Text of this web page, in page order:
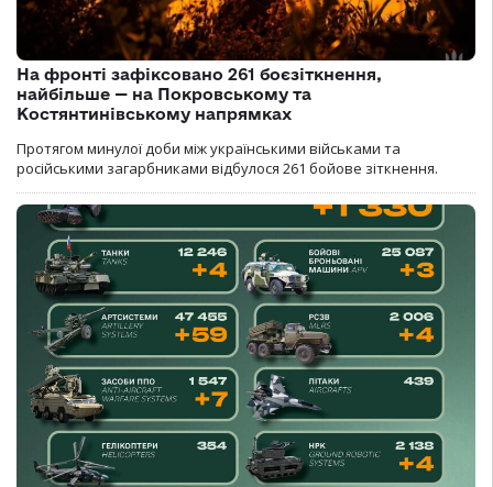
На фронті зафіксовано 261 боєзіткнення,
найбільше — на Покровському та
Костянтинівському напрямках
Протягом минулої доби між українськими військами та
російськими загарбниками відбулося 261 бойове зіткнення.